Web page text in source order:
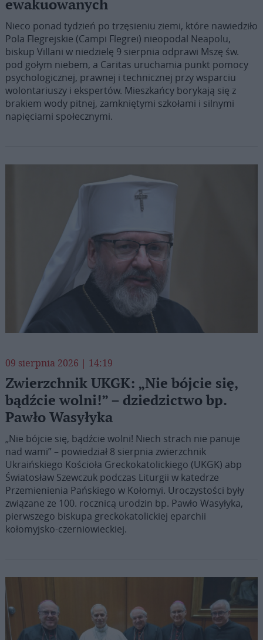
ewakuowanych
Nieco ponad tydzień po trzęsieniu ziemi, które nawiedziło
Pola Flegrejskie (Campi Flegrei) nieopodal Neapolu,
biskup Villani w niedzielę 9 sierpnia odprawi Mszę św.
pod gołym niebem, a Caritas uruchamia punkt pomocy
psychologicznej, prawnej i technicznej przy wsparciu
wolontariuszy i ekspertów. Mieszkańcy borykają się z
brakiem wody pitnej, zamkniętymi szkołami i silnymi
napięciami społecznymi.
09 sierpnia 2026 | 14:19
Zwierzchnik UKGK: „Nie bójcie się,
bądźcie wolni!” – dziedzictwo bp.
Pawło Wasyłyka
„Nie bójcie się, bądźcie wolni! Niech strach nie panuje
nad wami” – powiedział 8 sierpnia zwierzchnik
Ukraińskiego Kościoła Greckokatolickiego (UKGK) abp
Światosław Szewczuk podczas Liturgii w katedrze
Przemienienia Pańskiego w Kołomyi. Uroczystości były
związane ze 100. rocznicą urodzin bp. Pawło Wasyłyka,
pierwszego biskupa greckokatolickiej eparchii
kołomyjsko-czerniowieckiej.